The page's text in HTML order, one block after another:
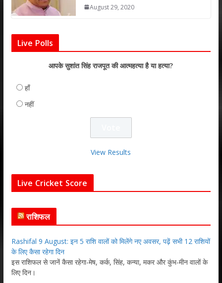
August 29, 2020
Live Polls
आपके सुशांत सिंह राजपूत की आत्महत्या है या हत्या?
हाँ
नहीं
View Results
Live Cricket Score
राशिफल
Rashifal 9 August: इन 5 राशि वालों को मिलेंगे नए अवसर, पढ़ें सभी 12 राशियों
के लिए कैसा रहेगा दिन
इस राशिफल से जानें कैसा रहेगा-मेष, कर्क, सिंह, कन्या, मकर और कुंभ-मीन वालों के
लिए दिन।